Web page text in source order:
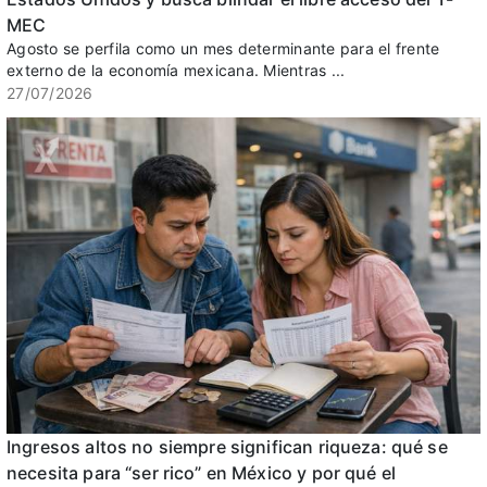
MEC
Agosto se perfila como un mes determinante para el frente
externo de la economía mexicana. Mientras ...
27/07/2026
Ingresos altos no siempre significan riqueza: qué se
necesita para “ser rico” en México y por qué el